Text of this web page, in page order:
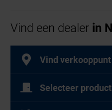
werkdag geplaatst,
Vind een dealer in
Vind verkooppunt
Selecteer product